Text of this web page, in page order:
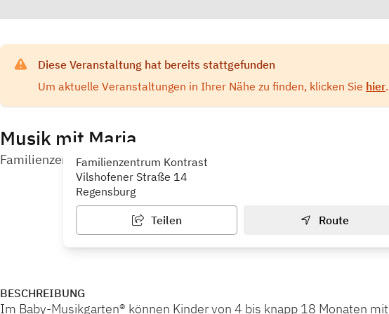
Diese Veranstaltung hat bereits stattgefunden
Um aktuelle Veranstaltungen in Ihrer Nähe zu finden, klicken Sie hier.
Musik mit Maria
Familienzentrum Familienstützpunkt Kontrast
Familienzentrum Kontrast
Vilshofener Straße 14
Regensburg
Teilen Route
BESCHREIBUNG
Im Baby-Musikgarten® können Kinder von 4 bis knapp 18 Monaten